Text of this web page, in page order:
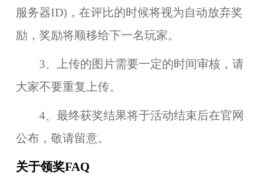
服务器ID)，在评比的时候将视为自动放弃奖
励，奖励将顺移给下一名玩家。
3、上传的图片需要一定的时间审核，请
大家不要重复上传。
4、最终获奖结果将于活动结束后在官网
公布，敬请留意。
关于领奖FAQ